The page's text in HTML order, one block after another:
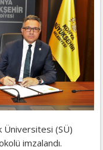
Üniversitesi (SÜ)
imzalandı.